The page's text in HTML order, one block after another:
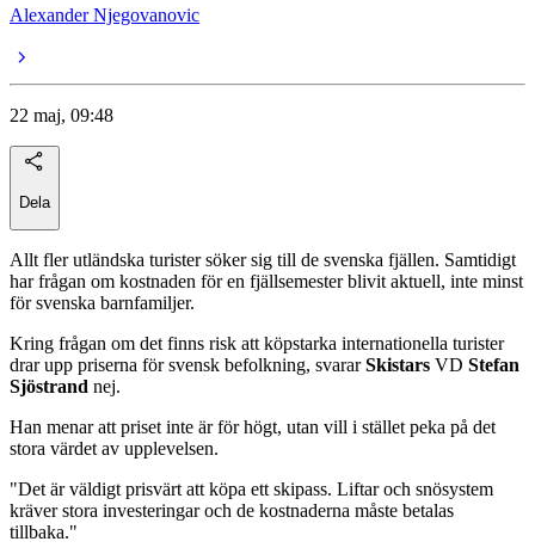
Alexander Njegovanovic
22 maj, 09:48
Dela
Allt fler utländska turister söker sig till de svenska fjällen. Samtidigt
har frågan om kostnaden för en fjällsemester blivit aktuell, inte minst
för svenska barnfamiljer.
Kring frågan om det finns risk att köpstarka internationella turister
drar upp priserna för svensk befolkning, svararSkistars VD Stefan
Sjöstrand nej.
Han menar att priset inte är för högt, utan vill i stället peka på det
stora värdet av upplevelsen.
"Det är väldigt prisvärt att köpa ett skipass. Liftar och snösystem
kräver stora investeringar och de kostnaderna måste betalas
tillbaka."